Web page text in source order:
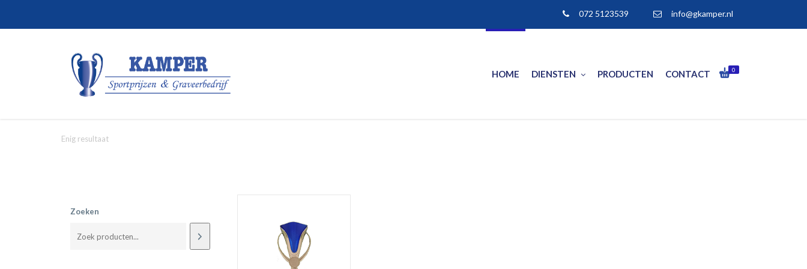
072 5123539 info@gkamper.nl
0
HOME DIENSTEN PRODUCTEN CONTACT
Enig resultaat
Zoeken